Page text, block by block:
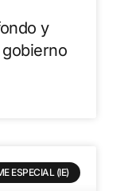
y
ESPECIAL (IE)